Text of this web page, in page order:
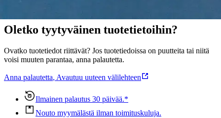
Oletko tyytyväinen tuotetietoihin?
Ovatko tuotetiedot riittävät? Jos tuotetiedoissa on puutteita tai niitä
voisi muuten parantaa, anna palautetta.
Anna palautetta, Avautuu uuteen välilehteen
Ilmainen palautus 30 päivää.*
Nouto myymälästä ilman toimituskuluja.